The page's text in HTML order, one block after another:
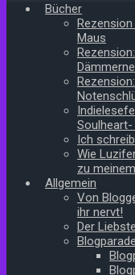
Bücher
Maus
Soulheart-
Ich
Wie
zu
Allgemein
Von
ihr nervt!
Der